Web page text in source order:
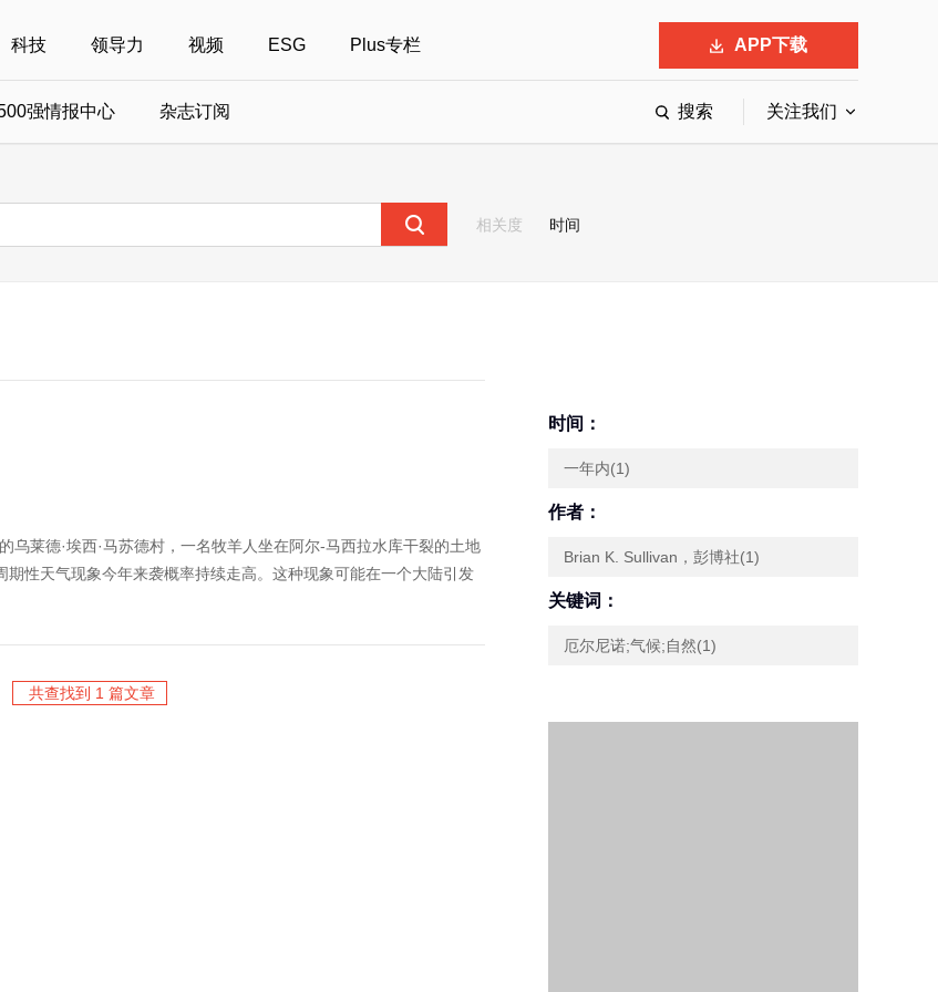
科技 领导力 视频 ESG Plus专栏 APP下载
中国最具社会影响力的创业公司申报
财富40U40创想会
强情报中心 杂志订阅 搜索 关注我们
相关度 时间
莱德·埃西·马苏德村，一名牧羊人坐在阿尔-马西拉水库干裂的土地
性天气现象今年来袭概率持续走高。这种现象可能在一个大陆引发
共查找到 1 篇文章
时间：
一年内(1)
作者：
Brian K. Sullivan，彭博社(1)
关键词：
厄尔尼诺;气候;自然(1)